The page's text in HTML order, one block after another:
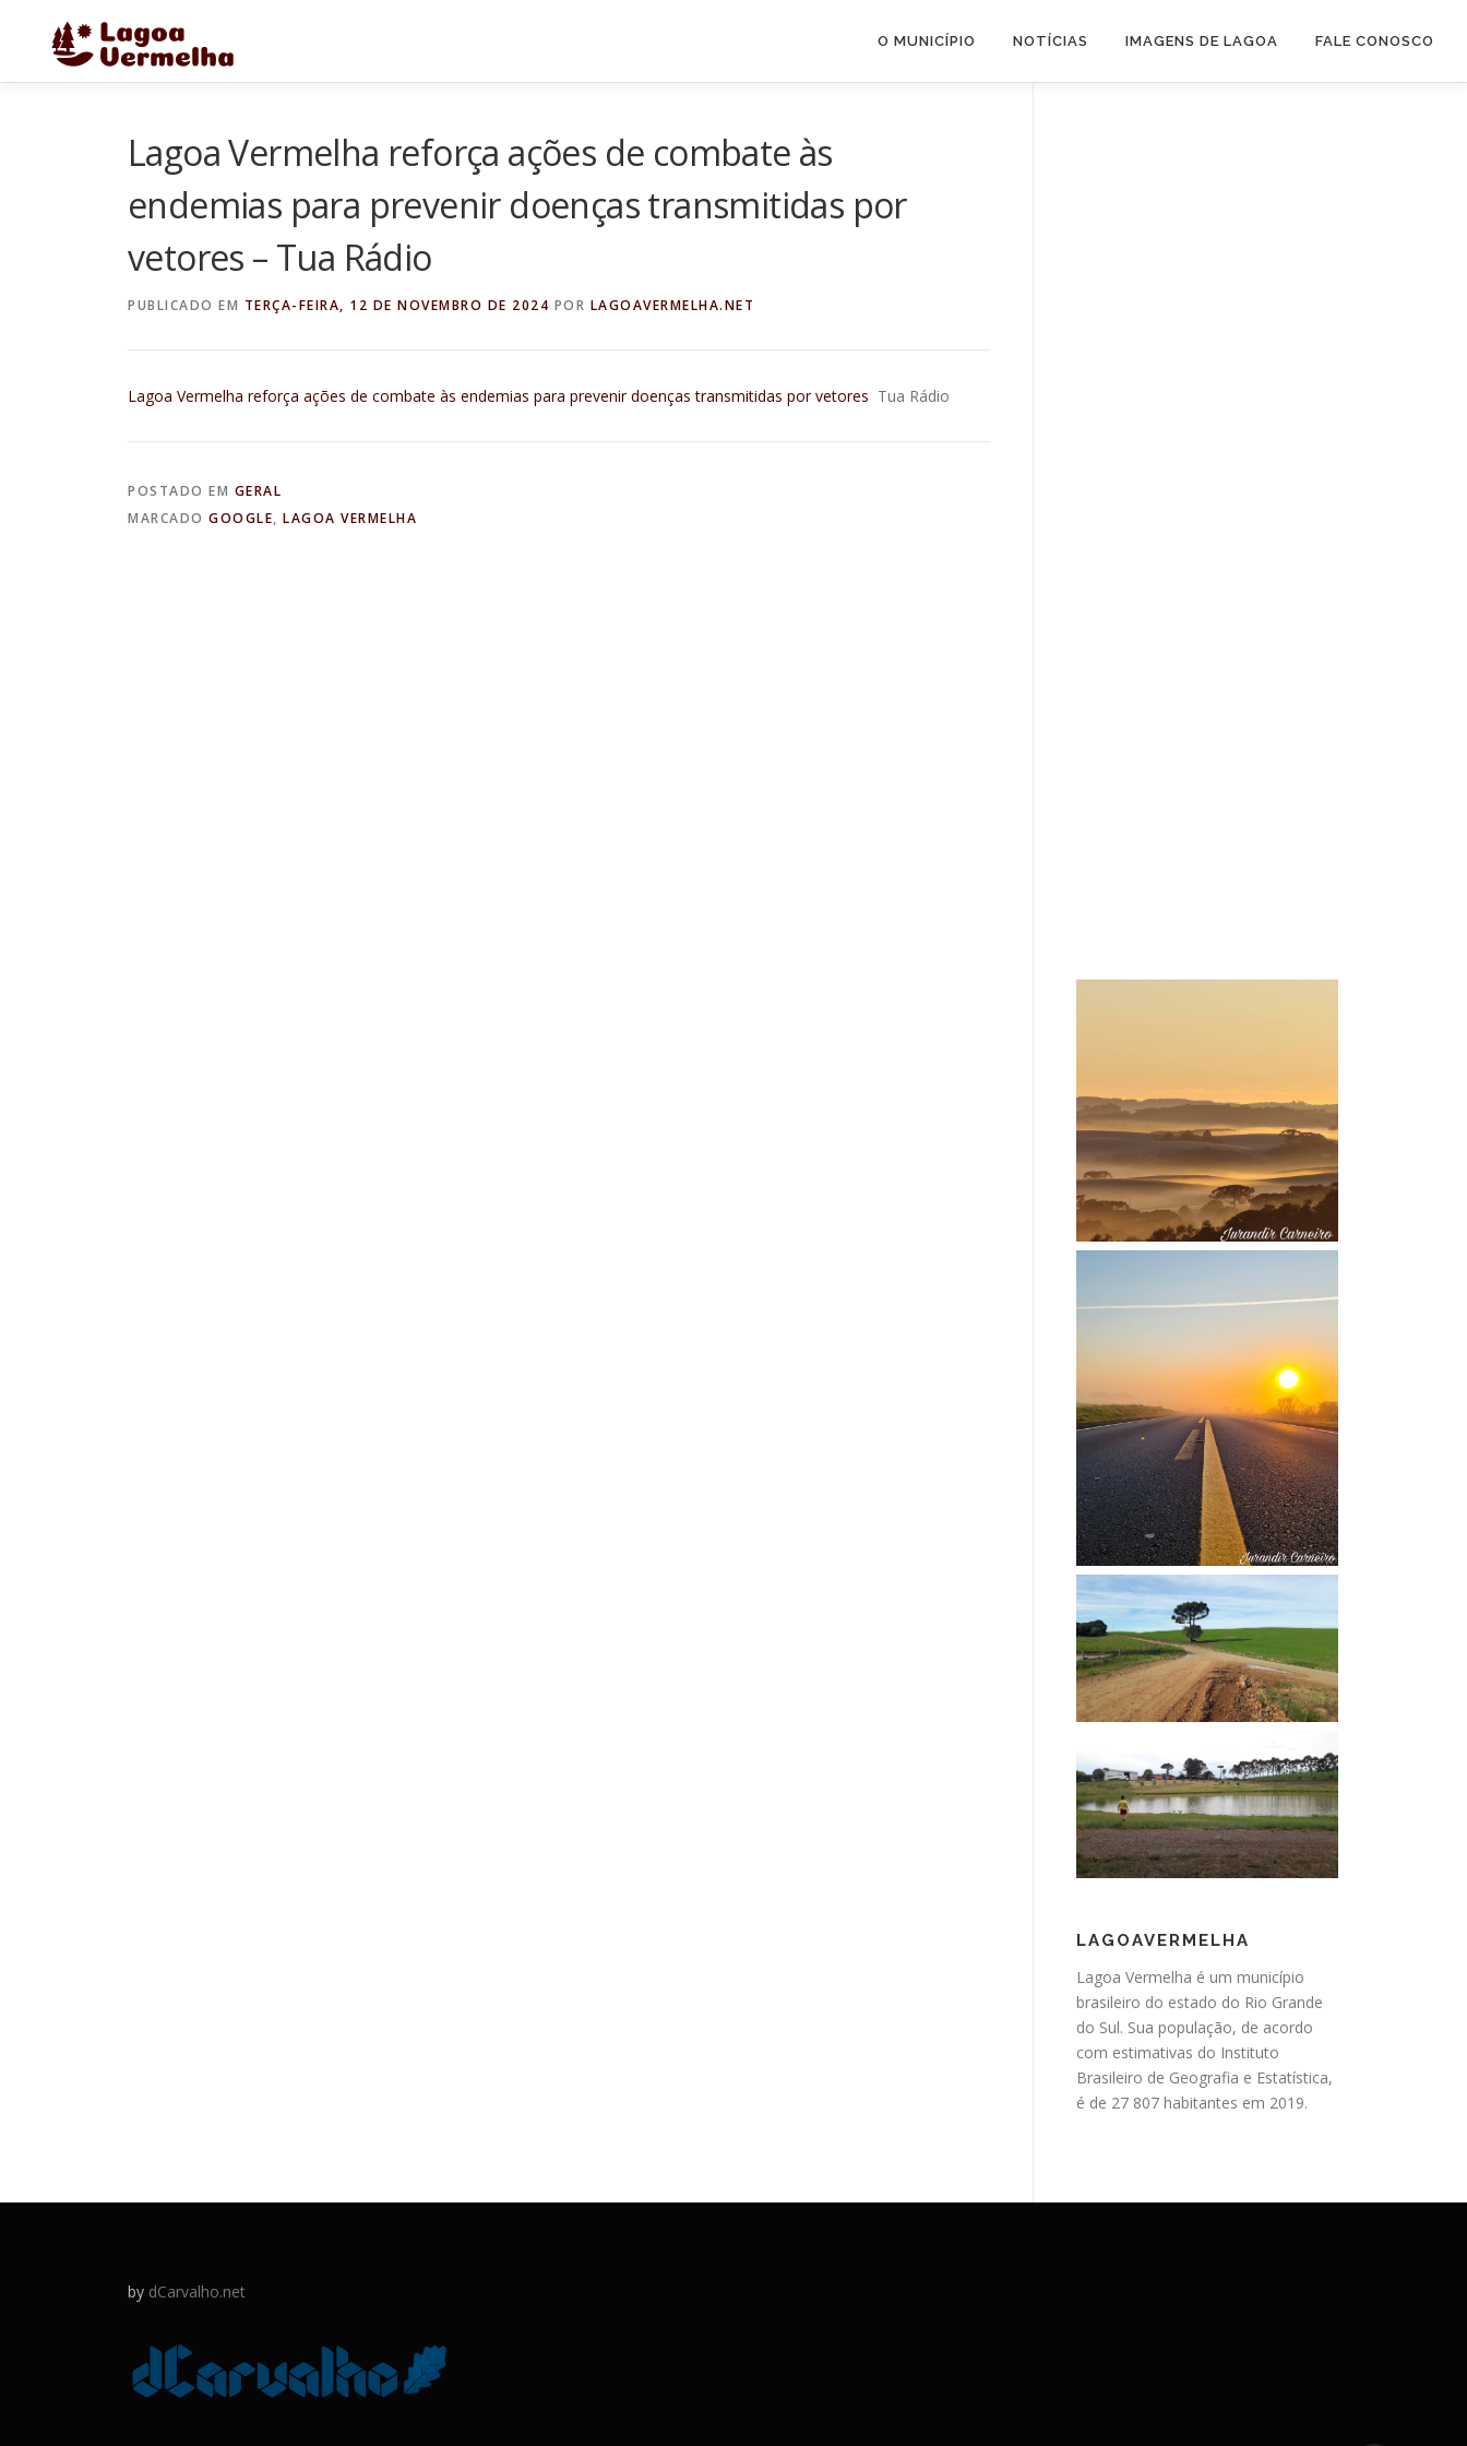
conteúdo
O MUNICÍPIO NOTÍCIAS IMAGENS DE LAGOA FALE CONOSCO
Lagoa Vermelha reforça ações de combate às
endemias para prevenir doenças transmitidas por
vetores – Tua Rádio
PUBLICADO EM TERÇA-FEIRA, 12 DE NOVEMBRO DE 2024 POR LAGOAVERMELHA.NET
Lagoa Vermelha reforça ações de combate às endemias para prevenir doenças transmitidas por vetores Tua Rádio
POSTADO EM GERAL
MARCADO GOOGLE, LAGOA VERMELHA
LAGOAVERMELHA
Lagoa Vermelha é um município
brasileiro do estado do Rio Grande
do Sul. Sua população, de acordo
com estimativas do Instituto
Brasileiro de Geografia e Estatística,
é de 27 807 habitantes em 2019.
by dCarvalho.net